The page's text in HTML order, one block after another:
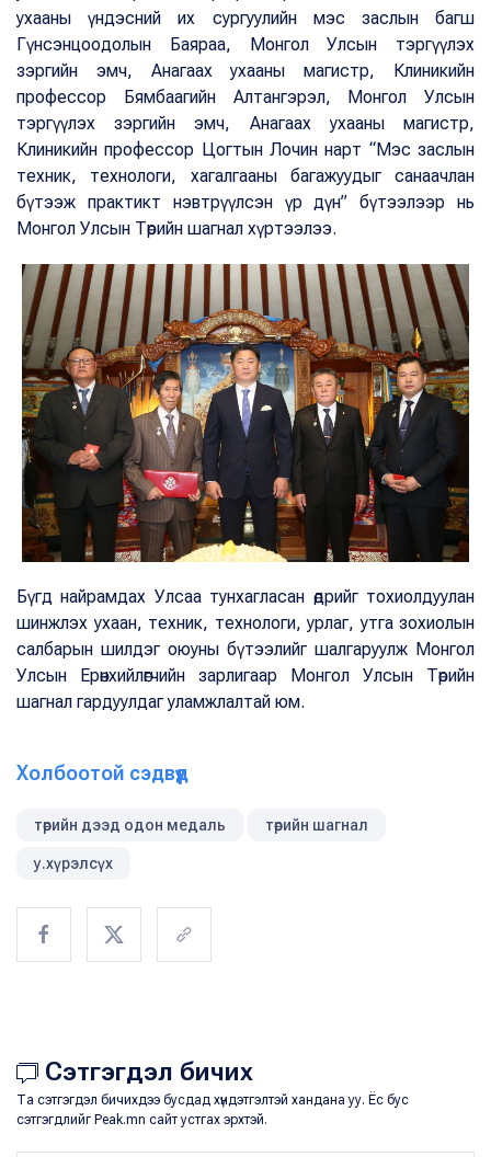
ухааны үндэсний их сургуулийн мэс заслын багш
Гүнсэнцоодолын Баяраа, Монгол Улсын тэргүүлэх
зэргийн эмч, Анагаах ухааны магистр, Клиникийн
профессор Бямбаагийн Алтангэрэл, Монгол Улсын
тэргүүлэх зэргийн эмч, Анагаах ухааны магистр,
Клиникийн профессор Цогтын Лочин нарт “Мэс заслын
техник, технологи, хагалгааны багажуудыг санаачлан
бүтээж практикт нэвтрүүлсэн үр дүн” бүтээлээр нь
Монгол Улсын Төрийн шагнал хүртээлээ.
Бүгд найрамдах Улсаа тунхагласан өдрийг тохиолдуулан
шинжлэх ухаан, техник, технологи, урлаг, утга зохиолын
салбарын шилдэг оюуны бүтээлийг шалгаруулж Монгол
Улсын Ерөнхийлөгчийн зарлигаар Монгол Улсын Төрийн
шагнал гардуулдаг уламжлалтай юм.
Холбоотой сэдвүүд
төрийн дээд одон медаль төрийн шагнал
у.хүрэлсүх
Сэтгэгдэл бичих
Та сэтгэгдэл бичихдээ бусдад хүндэтгэлтэй хандана уу. Ёс бус
сэтгэгдлийг Peak.mn сайт устгах эрхтэй.